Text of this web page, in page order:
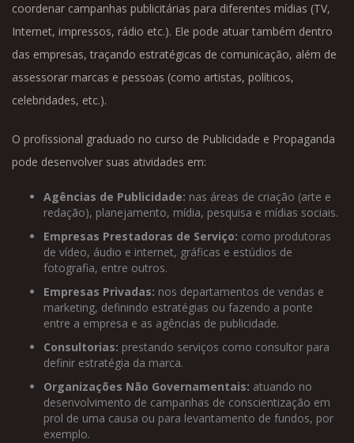
coordenar campanhas publicitárias para diferentes mídias (TV,
Internet, impressos, rádio etc.). Ele pode atuar também dentro
das empresas, traçando estratégicas de comunicação, além de
assessorar marcas e pessoas (como artistas, políticos,
celebridades, etc.).
O profissional graduado no curso de Publicidade e Propaganda
pode desenvolver suas atividades em:
Agências de Publicidade: nas áreas de criação (arte e
redação), planejamento, mídia, pesquisa e mídias sociais.
Empresas Prestadoras de Serviço: como produtoras
de vídeo, áudio e internet, gráficas e estúdios de
fotografia, entre outros.
Empresas Privadas: nos departamentos de vendas e
marketing, definindo estratégias ou fazendo a ponte
entre a empresa e as agências de publicidade.
Consultorias: prestando serviços como consultor para
definir estratégia da marca.
Organizações Não Governamentais: atuando no
desenvolvimento de campanhas de conscientização em
prol de uma causa ou para levantamento de fundos, por
exemplo.